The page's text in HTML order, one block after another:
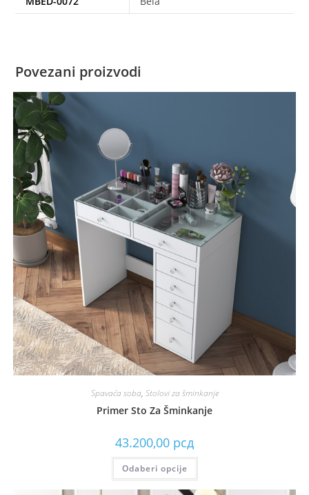
Povezani proizvodi
Spavaća soba, Stolovi za šminkanje
Primer Sto Za Šminkanje
43.200,00 рсд
Odaberi opcije